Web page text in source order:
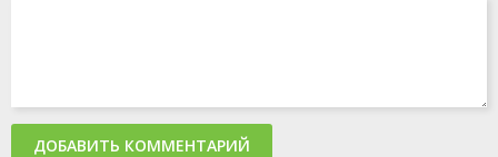
ДОБАВИТЬ КОММЕНТАРИЙ